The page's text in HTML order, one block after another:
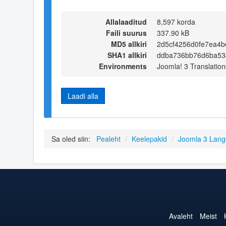
Allalaaditud
8,597 korda
Faili suurus
337.90 kB
MD5 allkiri
SHA1 allkiri
Environments
Joomla! 3
Laadi alla
Sa oled siin: Pealeht / Keelepakid / Joomla 3
Avaleht Meist